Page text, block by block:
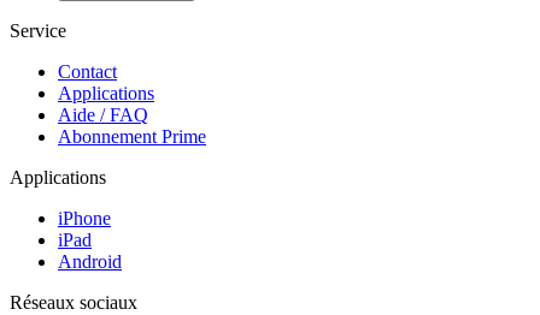
Service
Contact
Applications
Aide / FAQ
Abonnement Prime
Applications
iPhone
iPad
Android
Réseaux sociaux